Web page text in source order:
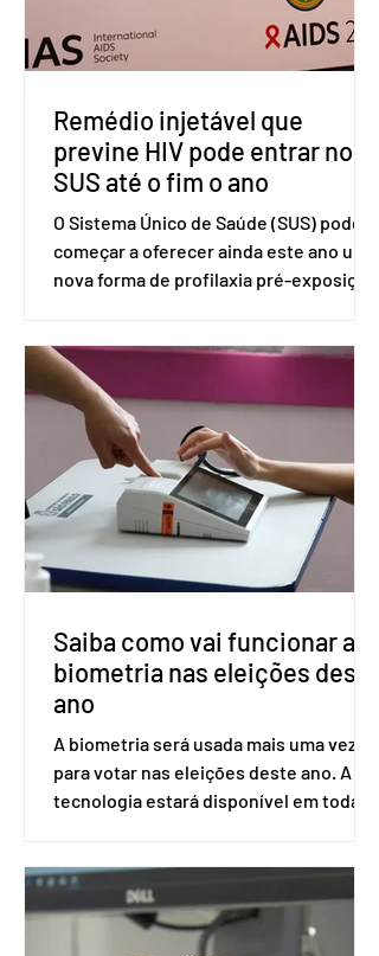
incompatíveis com as obrigações
assumidas pelos Estados Unid
Remédio injetável que
previne HIV pode entrar no
SUS até o fim o ano
O Sistema Único de Saúde (SUS) pode
começar a oferecer ainda este ano uma
nova forma de profilaxia pré-exposição
medicamento carbotegravir, que
impede a replicação do vírus de forma
prolongada e pode ser tomado a cada
dois meses. O pedido de inclusão vai
ser encaminhado pelo Ministério da
Saúde à Comissão Nacional de
Incorporação de Novas Tecnologias no
SUS (Conitec) na semana que vem. A
Conitec é um colegiado
Saiba como vai funcionar a
biometria nas eleições deste
ano
A biometria será usada mais uma vez
para votar nas eleições deste ano. A
tecnologia estará disponível em todas
Apesar da requisição, a biometria não é
obrigatória para exercer o direito ao
voto. Se o título estiver regular, o